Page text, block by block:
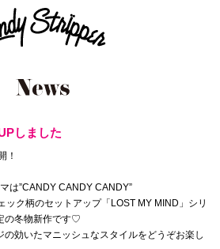
しました
！
は”CANDY CANDY CANDY”
ック柄のセットアップ「LOST MY MIND」シリ
の冬物新作です♡
効いたマニッシュなスタイルをどうぞお楽し